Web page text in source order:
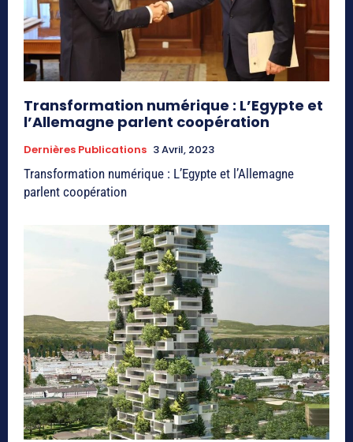
Transformation numérique : L’Egypte et
l’Allemagne parlent coopération
Dernières Publications 3 Avril, 2023
Transformation numérique : L’Egypte et l’Allemagne
parlent coopération